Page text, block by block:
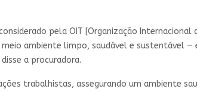
pela OIT [Organização
ambiente limpo, saudável e sustentável
a procuradora.
trabalhistas, assegurando um ambiente